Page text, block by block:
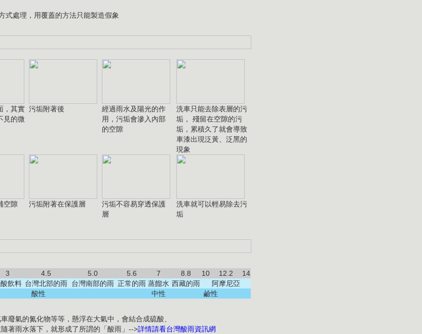
式處理，用覆蓋的方法只能製造假象
，其實
見的微
污垢附著後
經過雨水及陽光的作
用，污垢會滲入內部
的空隙
洗車只能去除表層的污
垢， 殘留在空隙的污
垢，累積久了就會導致
車漆出現泛黃、泛黑的
現象
空隙 污垢附著在保護層
污垢不容易穿透保護
層
洗車就可以輕易除去污
垢
3 4.5 5.0 5.6 7 8.8 10 12.2
14
飲料 台灣北部的雨 台灣南部的雨 正常的雨 蒸餾水 西藏的雨
阿摩尼亞
酸性
中性 鹼性
廢氣的氮化物等等，懸浮在大氣中，會結合成硫酸、
著雨水落下，就形成了所謂的「酸雨」-->詳情請看台灣酸雨資訊網